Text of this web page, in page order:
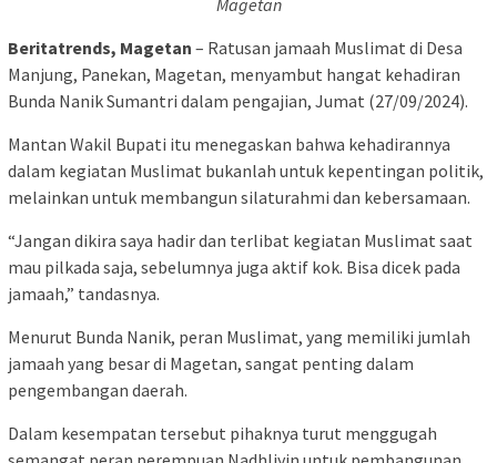
Magetan
Beritatrends, Magetan – Ratusan jamaah Muslimat di Desa
Manjung, Panekan, Magetan, menyambut hangat kehadiran
Bunda Nanik Sumantri dalam pengajian, Jumat (27/09/2024).
Mantan Wakil Bupati itu menegaskan bahwa kehadirannya
dalam kegiatan Muslimat bukanlah untuk kepentingan politik,
melainkan untuk membangun silaturahmi dan kebersamaan.
“Jangan dikira saya hadir dan terlibat kegiatan Muslimat saat
mau pilkada saja, sebelumnya juga aktif kok. Bisa dicek pada
jamaah,” tandasnya.
Menurut Bunda Nanik, peran Muslimat, yang memiliki jumlah
jamaah yang besar di Magetan, sangat penting dalam
pengembangan daerah.
Dalam kesempatan tersebut pihaknya turut menggugah